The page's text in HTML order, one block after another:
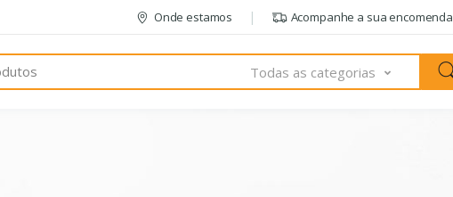
Onde estamos Acompanhe a sua encomenda
Todas as categorias